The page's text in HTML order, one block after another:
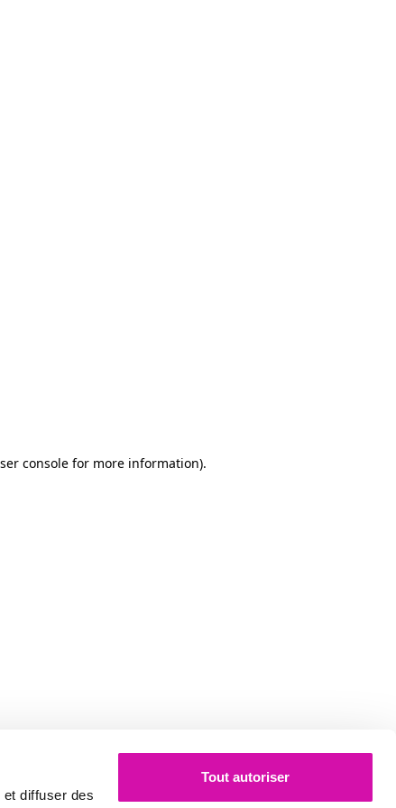
diffuser des
Tout autoriser
console for more information).